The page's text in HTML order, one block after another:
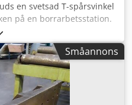
en svetsad T-spårsvinkel
på en borrarbetsstation.
Benlängder 1500 x 850
Småannons